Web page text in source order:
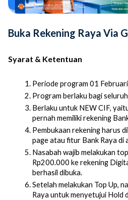
Buka Rekening Raya Via
Syarat & Ketentuan
Periode program 01
Program berlaku bagi
Berlaku untuk NEW CIF,
pernah memiliki rekening
Pembukaan rekening harus
page atau fitur Bank Raya di
Nasabah wajib melakukan
Rp200.000 ke rekening
berhasil dibuka.
Setelah melakukan Top Up,
Raya untuk menyetujui Hold